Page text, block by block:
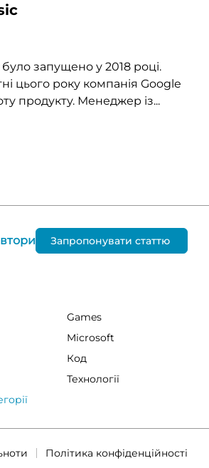
запущено у 2018 році.
цього року компанія Google
продукту. Менеджер із...
Запропонувати статтю
Games
Microsoft
Код
Технології
Політика конфіденційності